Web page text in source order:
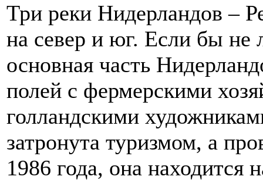
Три реки Нидерландов –
на север и юг. Если бы не
основная часть
полей с фермерскими
голландскими
затронута туризмом, а
1986 года, она находится